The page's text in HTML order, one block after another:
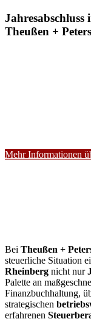
Theußen +
Mehr Informationen
Bei Theußen +
steuerliche Situation
Rheinberg nicht nur
Palette an
Finanzbuchhaltung,
strategischen
erfahrenen